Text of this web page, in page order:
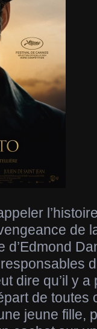
de
d’Edmond
dire qu’il y
de toutes
jeune fille,